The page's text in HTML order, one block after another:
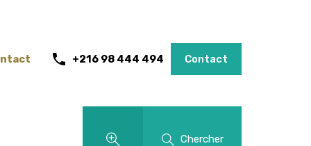
+216 98 444 494 Contact
Chercher